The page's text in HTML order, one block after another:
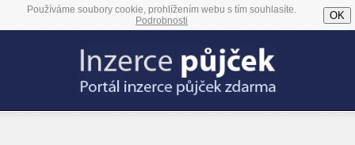
Používáme soubory cookie, prohlížením webu s tím souhlasíte.
Podrobnosti
OK